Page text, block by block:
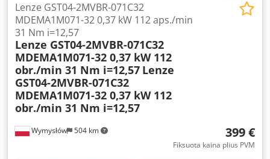
Wymysłów 504 km
Lenze GST04-2MVBR-071C32
MDEMA1M071-32 0,37 kW 112 aps./min
31 Nm i=12,57
Lenze GST04-2MVBR-071C32
MDEMA1M071-32 0,37 kW 112
obr./min 31 Nm i=12,57 Lenze
GST04-2MVBR-071C32
MDEMA1M071-32 0,37 kW 112
obr./min 31 Nm i=12,57
399 €
Fiksuota kaina plius PVM